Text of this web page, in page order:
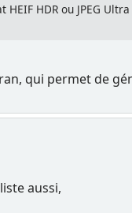
HDR ou JPEG
qui permet de
aussi,